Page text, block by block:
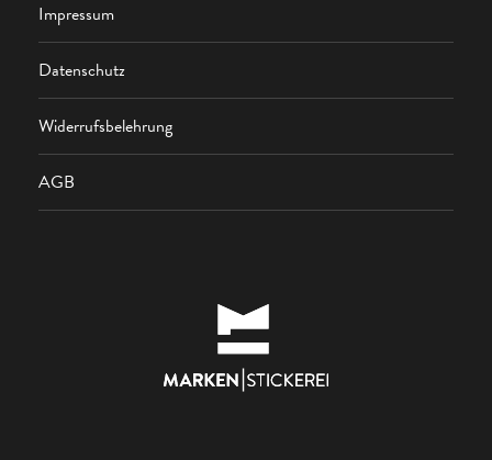
Impressum
Datenschutz
Widerrufsbelehrung
AGB